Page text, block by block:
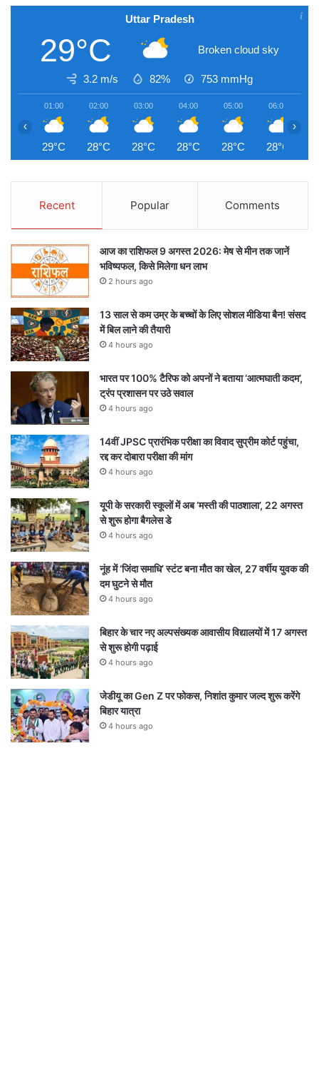
Uttar Pradesh
29°C Broken cloud sky
3.2 m/s 82% 753 mmHg
01:00
29°C
02:00
28°C
03:00
28°C
04:00
28°C
05:00
28°C
06:00
28°C
‹ ›
Recent Popular Comments
आज का राशिफल 9 अगस्त 2026: मेष से मीन तक जानें
भविष्यफल, किसे मिलेगा धन लाभ
2 hours ago
13 साल से कम उम्र के बच्चों के लिए सोशल मीडिया बैन! संसद
में बिल लाने की तैयारी
4 hours ago
भारत पर 100% टैरिफ को अपनों ने बताया ‘आत्मघाती कदम’,
ट्रंप प्रशासन पर उठे सवाल
4 hours ago
14वीं JPSC प्रारंभिक परीक्षा का विवाद सुप्रीम कोर्ट पहुंचा,
रद्द कर दोबारा परीक्षा की मांग
4 hours ago
यूपी के सरकारी स्कूलों में अब ‘मस्ती की पाठशाला’, 22 अगस्त
से शुरू होगा बैगलेस डे
4 hours ago
नूंह में ‘जिंदा समाधि’ स्टंट बना मौत का खेल, 27 वर्षीय युवक की
दम घुटने से मौत
4 hours ago
बिहार के चार नए अल्पसंख्यक आवासीय विद्यालयों में 17 अगस्त
से शुरू होगी पढ़ाई
4 hours ago
जेडीयू का Gen Z पर फोकस, निशांत कुमार जल्द शुरू करेंगे
बिहार यात्रा
4 hours ago